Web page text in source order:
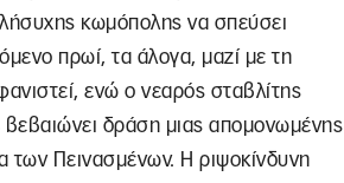
κωμόπολης να σπεύσει
πρωί, τα άλογα, μαζί με τη
ενώ ο νεαρός σταβλίτης
βεβαιώνει δράση μιας απομονωμένης
των Πεινασμένων. Η ριψοκίνδυνη